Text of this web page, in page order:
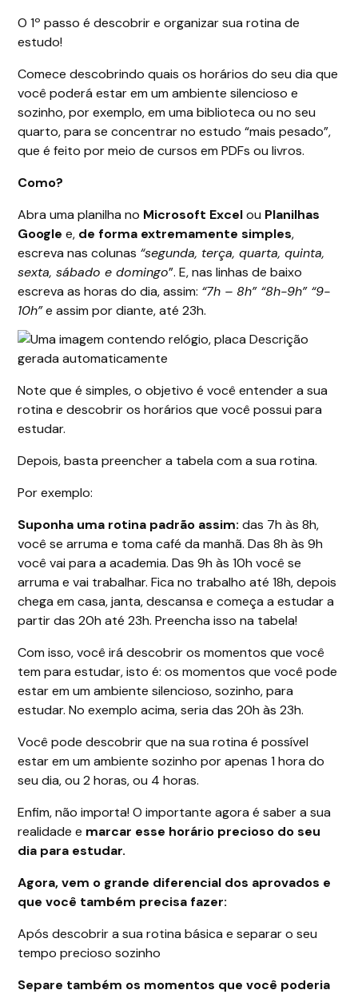
O 1º passo é descobrir e organizar sua rotina de
estudo!
Comece descobrindo quais os horários do seu dia que
você poderá estar em um ambiente silencioso e
sozinho, por exemplo, em uma biblioteca ou no seu
quarto, para se concentrar no estudo “mais pesado”,
que é feito por meio de cursos em PDFs ou livros.
Como?
Abra uma planilha no Microsoft Excelou Planilhas
Google e, de forma extremamente simples,
escreva nas colunas “segunda, terça, quarta, quinta,
sexta, sábado e domingo”. E, nas linhas de baixo
escreva as horas do dia, assim: “7h – 8h” “8h-9h” “9-
10h”e assim por diante, até 23h.
Note que é simples, o objetivo é você entender a sua
rotina e descobrir os horários que você possui para
estudar.
Depois, basta preencher a tabela com a sua rotina.
Por exemplo:
Suponha uma rotina padrão assim: das 7h às 8h,
você se arruma e toma café da manhã. Das 8h às 9h
você vai para a academia. Das 9h às 10h você se
arruma e vai trabalhar. Fica no trabalho até 18h, depois
chega em casa, janta, descansa e começa a estudar a
partir das 20h até 23h. Preencha isso na tabela!
Com isso, você irá descobrir os momentos que você
tem para estudar, isto é: os momentos que você pode
estar em um ambiente silencioso, sozinho, para
estudar. No exemplo acima, seria das 20h às 23h.
Você pode descobrir que na sua rotina é possível
estar em um ambiente sozinho por apenas 1 hora do
seu dia, ou 2 horas, ou 4 horas.
Enfim, não importa! O importante agora é saber a sua
realidade e marcar esse horário precioso do seu
dia para estudar.
Agora, vem o grande diferencial dos aprovados e
que você também precisa fazer:
Após descobrir a sua rotina básica e separar o seu
tempo precioso sozinho
Separe também os momentos que você poderia